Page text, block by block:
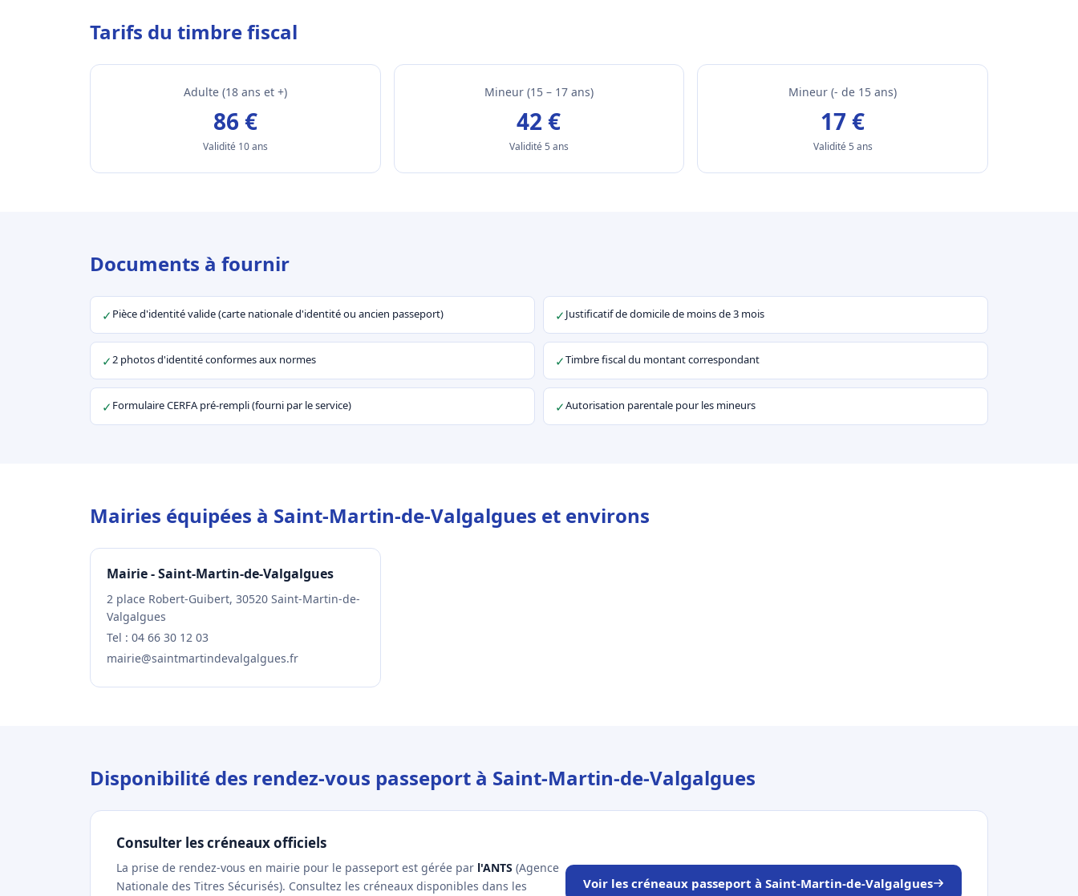
Tarifs du timbre fiscal
Adulte (18 ans et +)
86 €
Validité 10 ans
Mineur (15 – 17 ans)
42 €
Validité 5 ans
Mineur (- de 15 ans)
17 €
Validité 5 ans
Documents à fournir
✓ Pièce d'identité valide (carte nationale d'identité ou ancien passeport) ✓Justificatif de domicile de moins de 3 mois
✓2 photos d'identité conformes aux normes ✓Timbre fiscal du montant correspondant
✓ Formulaire CERFA pré-rempli (fourni par le service) ✓Autorisation parentale pour les mineurs
Mairies équipées à Saint-Martin-de-Valgalgues et environs
Mairie - Saint-Martin-de-Valgalgues
2 place Robert-Guibert, 30520 Saint-Martin-de-
Valgalgues
Tel : 04 66 30 12 03
mairie@saintmartindevalgalgues.fr
Disponibilité des rendez-vous passeport à Saint-Martin-de-Valgalgues
Consulter les créneaux officiels
La prise de rendez-vous en mairie pour le passeport est gérée par l'ANTS (Agence
Nationale des Titres Sécurisés). Consultez les créneaux disponibles dans les
Voir les créneaux passeport à Saint-Martin-de-Valgalgues